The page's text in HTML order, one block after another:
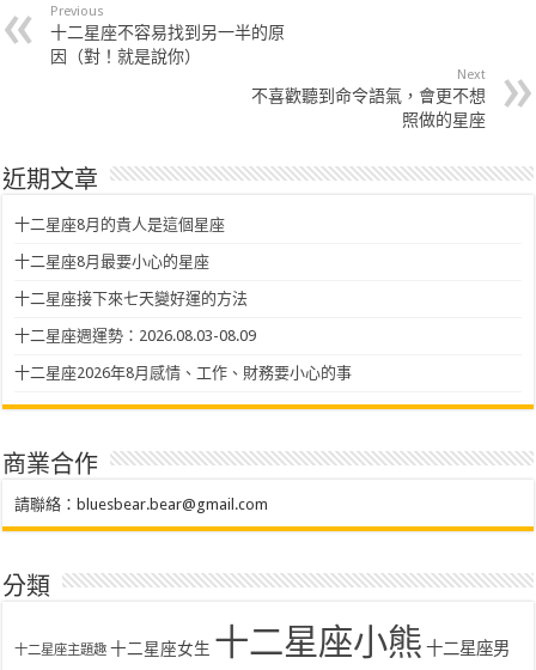
Previous
十二星座不容易找到另一半的原
因（對！就是說你）
Next
不喜歡聽到命令語氣，會更不想
照做的星座
近期文章
十二星座8月的貴人是這個星座
十二星座8月最要小心的星座
十二星座接下來七天變好運的方法
十二星座週運勢：2026.08.03-08.09
十二星座2026年8月感情、工作、財務要小心的事
商業合作
請聯絡： bluesbear.bear@gmail.com
分類
十二星座主題趣 十二星座女生 十二星座小熊 十二星座男